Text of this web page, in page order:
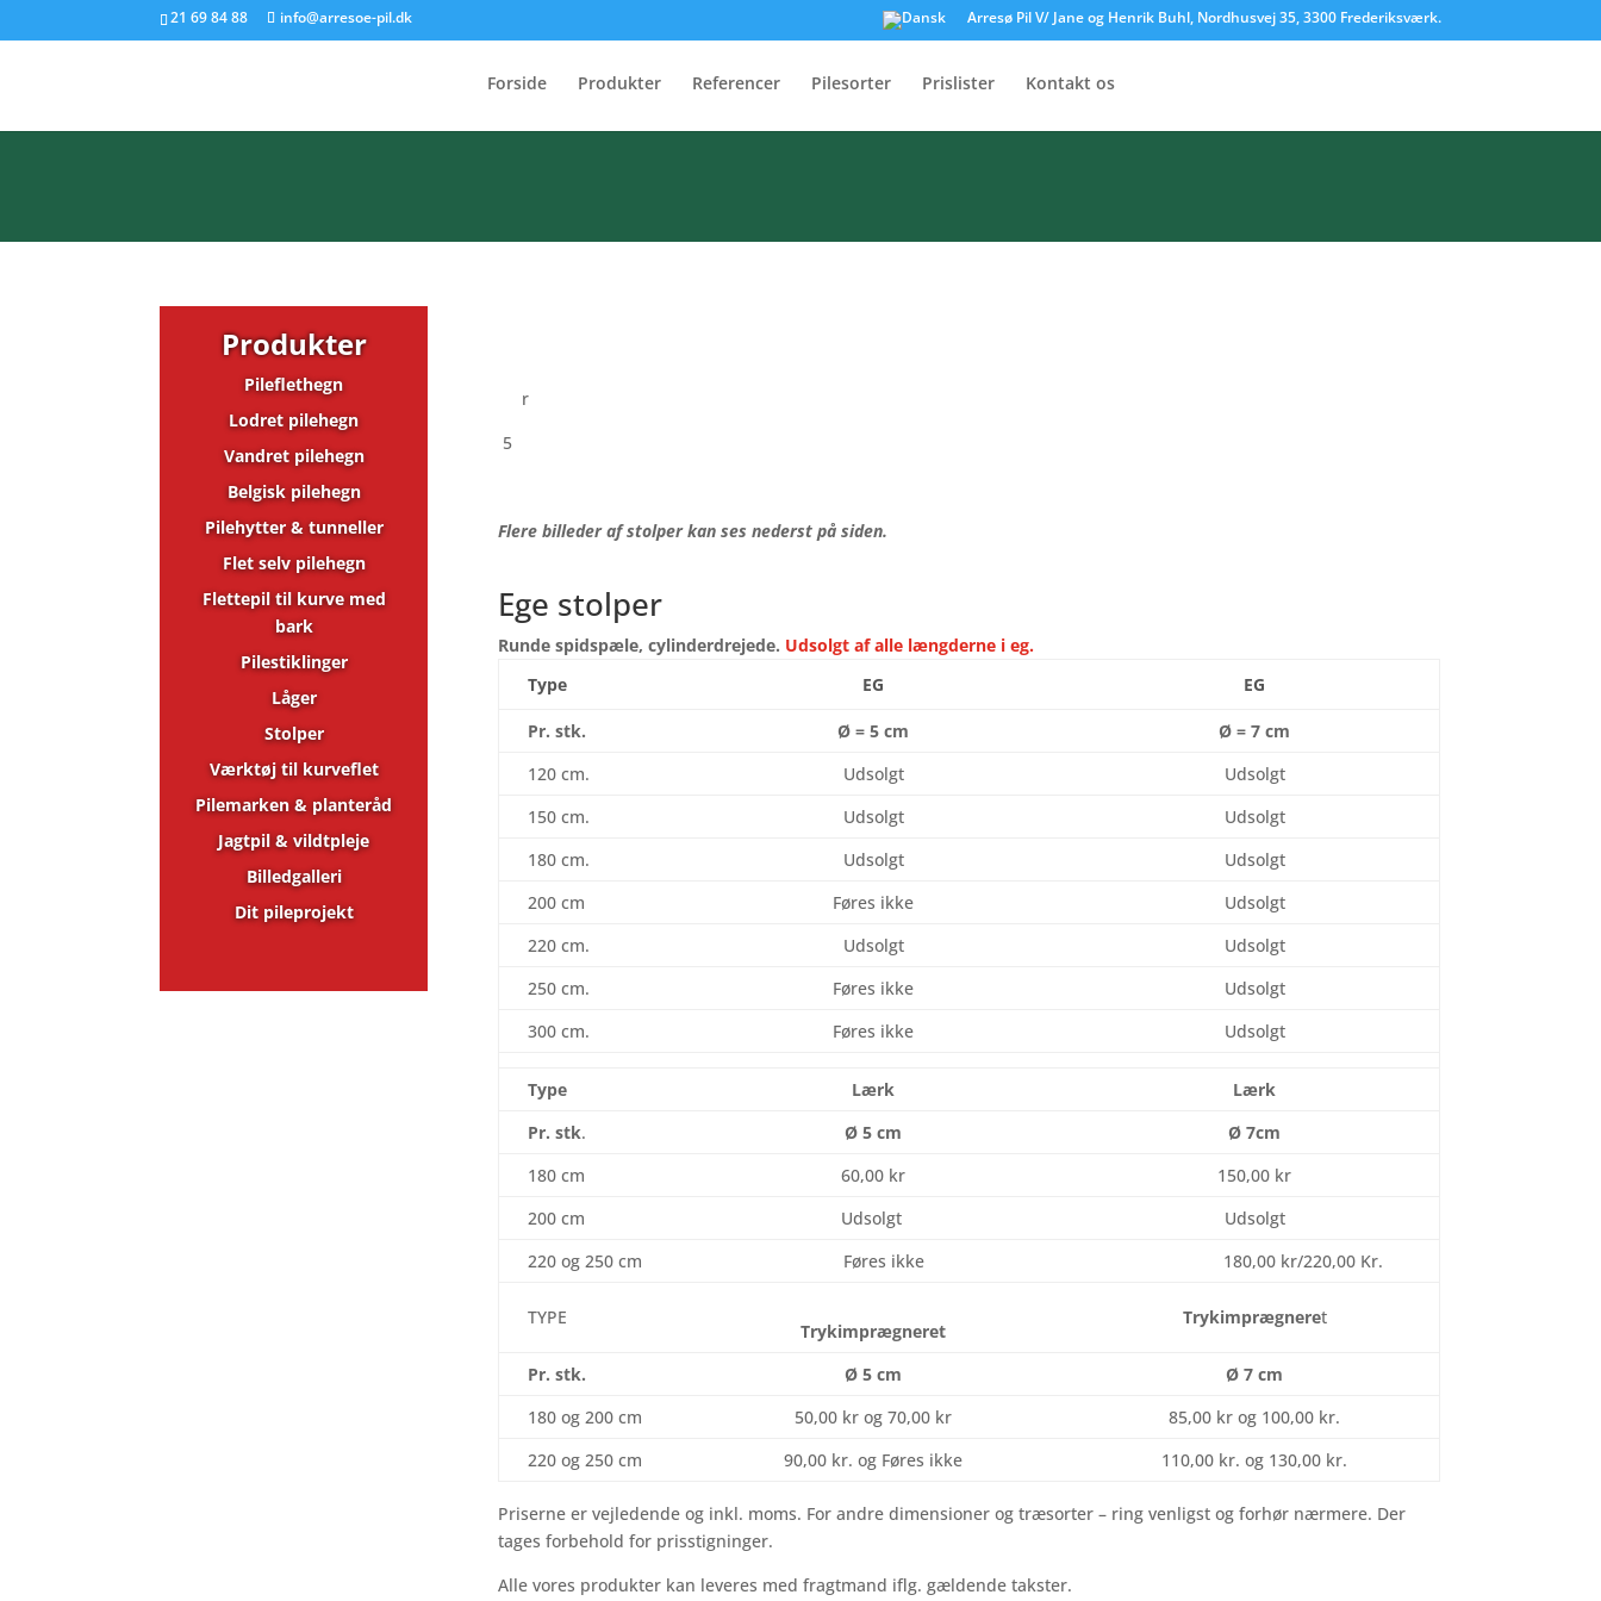
21 69 84 88 info@arresoe-pil.dk Arresø Pil V/ Jane og Henrik Buhl, Nordhusvej 35, 3300 Frederiksværk.
Forside Produkter Referencer Pilesorter Prislister Kontakt os
Stolper
Produkter
Pileflethegn
Lodret pilehegn
Vandret pilehegn
Belgisk pilehegn
Pilehytter & tunneller
Flet selv pilehegn
Flettepil til kurve med
bark
Pilestiklinger
Låger
Stolper
Værktøj til kurveflet
Pilemarken & planteråd
Jagtpil & vildtpleje
Billedgalleri
Dit pileprojekt
r
5
Flere billeder af stolper kan ses nederst på siden.
Ege stolper
Runde spidspæle, cylinderdrejede. Udsolgt af alle længderne i eg.
Type
EG EG
Pr. stk. Ø = 5 cm
Ø = 7 cm
120 cm.
Udsolgt
Udsolgt
150 cm.
Udsolgt
Udsolgt
180 cm.
Udsolgt
Udsolgt
200 cm
Føres ikke
Udsolgt
220 cm.
Udsolgt
Udsolgt
250 cm.
Føres ikke
Udsolgt
300 cm.
Føres ikke Udsolgt
Type Lærk
Lærk
Pr. stk. Ø 5 cm
Ø 7cm
180 cm
60,00 kr
150,00 kr
200 cm
Udsolgt
Udsolgt
220 og 250 cm
Føres ikke 180,00 kr/220,00 Kr.
TYPE
Trykimprægneret
Trykimprægneret
Pr. stk. Ø 5 cm
Ø 7 cm
180 og 200 cm
50,00 kr og 70,00 kr
85,00 kr og 100,00 kr.
220 og 250 cm
90,00 kr. og Føres ikke 110,00 kr. og 130,00 kr.
Priserne er vejledende og inkl. moms. For andre dimensioner og træsorter – ring venligst og forhør nærmere. Der
tages forbehold for prisstigninger.
Alle vores produkter kan leveres med fragtmand iflg. gældende takster.